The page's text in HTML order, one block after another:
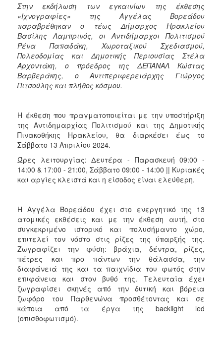
Στην εκδήλωση των εγκαινίων της έκθεσης
«Ιχνογραφίες» της Αγγέλας Βορεάδου
παραβρέθηκαν ο τέως Δήμαρχος Ηρακλείου
Βασίλης Λαμπρινός, οι Αντιδήμαρχοι Πολιτισμού
Ρένα Παπαδάκη, Χωροταξικού Σχεδιασμού,
Πολεοδομίας και Δημοτικής Περιουσίας Στέλα
Αρχοντάκη, ο πρόεδρος της ΔΕΠΑΝΑΛ Κώστας
Βαρβεράκης, ο Αντιπεριφερειάρχης Γιώργος
Πιτσούλης και πλήθος κόσμου.
Η έκθεση που πραγματοποιείται με την υποστήριξη
της Αντιδημαρχίας Πολιτισμού και της Δημοτικής
Πινακοθήκης Ηρακλείου, θα διαρκέσει έως το
Σάββατο 13 Απριλίου 2024.
Ώρες λειτουργίας: Δευτέρα - Παρασκευή 09:00 -
14:00 & 17:00 - 21:00, Σάββατο 09:00 - 14:00 || Κυριακές
και αργίες κλειστά και η είσοδος είναι ελεύθερη.
Η Αγγέλα Βορεάδου έχει στο ενεργητικό της 13
ατομικές εκθέσεις και με την έκθεση αυτή, στο
συγκεκριμένο ιστορικό και πολυσήμαντο χώρο,
επιτελεί τον νόστο στις ρίζες της ύπαρξής της.
Ζωγραφίζει την φύση: βράχια, δέντρα, ρίζες,
πέτρες και προ πάντων την θάλασσα, την
διαφάνειά της και τα παιχνίδια του φωτός στην
επιφάνεια και στον βυθό της. Τελευταία έχει
ζωγραφίσει σκηνές από την δυτική και βόρεια
ζωφόρο του Παρθενώνα προσθέτοντας και σε
κάποια από τα έργα της backlight led
(οπισθοφωτισμό).